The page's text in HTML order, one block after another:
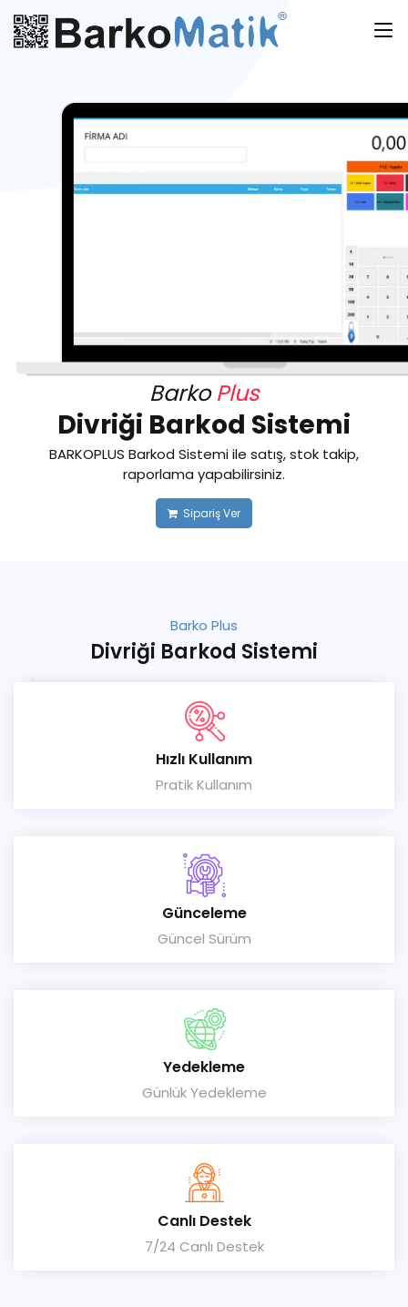
BarkoPlus
Divriği Barkod Sistemi
BARKOPLUS Barkod Sistemi ile satış, stok takip,
raporlama yapabilirsiniz.
Sipariş Ver
Barko Plus
Divriği Barkod Sistemi
Hızlı Kullanım
Pratik Kullanım
Günceleme
Güncel Sürüm
Yedekleme
Günlük Yedekleme
Canlı Destek
7/24 Canlı Destek